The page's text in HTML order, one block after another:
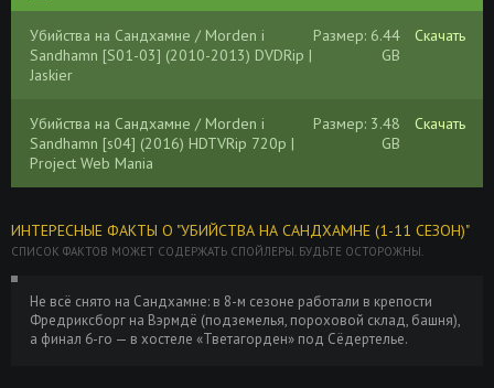
Убийства на Сандхамне / Morden i
Sandhamn [S01-03] (2010-2013) DVDRip |
Jaskier
Размер: 6.44
GB
Скачать
Убийства на Сандхамне / Morden i
Sandhamn [s04] (2016) HDTVRip 720p |
Project Web Mania
Размер: 3.48
GB
Скачать
ИНТЕРЕСНЫЕ ФАКТЫ О "УБИЙСТВА НА САНДХАМНЕ (1-11 СЕЗОН)"
СПИСОК ФАКТОВ МОЖЕТ СОДЕРЖАТЬ СПОЙЛЕРЫ. БУДЬТЕ ОСТОРОЖНЫ.
Не всё снято на Сандхамне: в 8-м сезоне работали в крепости
Фредриксборг на Вэрмдё (подземелья, пороховой склад, башня),
а финал 6-го — в хостеле «Тветагорден» под Сёдертелье.